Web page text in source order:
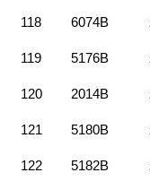
118 6074B
119 5176B
120 2014B
121 5180B
122 5182B